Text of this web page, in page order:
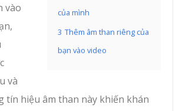
của mình
3 Thêm âm than riêng của
bạn vào video
vào
và
tín hiệu âm than này khiến khán